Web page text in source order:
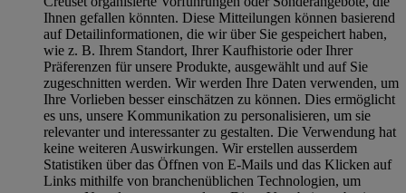
Ihnen gefallen könnten. Diese Mitteilungen können basierend
auf Detailinformationen, die wir über Sie gespeichert haben,
wie z. B. Ihrem Standort, Ihrer Kaufhistorie oder Ihrer
Präferenzen für unsere Produkte, ausgewählt und auf Sie
zugeschnitten werden. Wir werden Ihre Daten verwenden, um
Ihre Vorlieben besser einschätzen zu können. Dies ermöglicht
es uns, unsere Kommunikation zu personalisieren, um sie
relevanter und interessanter zu gestalten. Die Verwendung hat
keine weiteren Auswirkungen. Wir erstellen ausserdem
Statistiken über das Öffnen von E-Mails und das Klicken auf
Links mithilfe von branchenüblichen Technologien, um